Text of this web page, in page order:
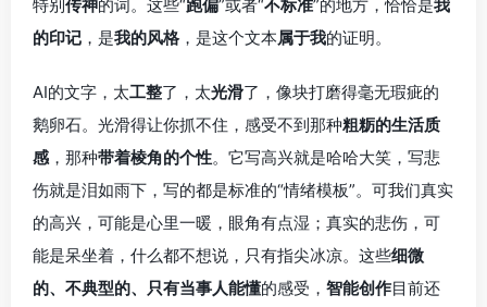
特别 传神的词。这些“跑偏”或者“不标准”的地方，恰恰是我
的印记 ，是我的风格，是这个文本属于我的证明。
AI的文字，太工整了，太光滑了，像块打磨得毫无瑕疵的
鹅卵石。光滑得让你抓不住，感受不到那种粗粝的生活质
感 ，那种带着棱角的个性。它写高兴就是哈哈大笑，写悲
伤就是泪如雨下，写的都是标准的“情绪模板”。可我们真实
的高兴，可能是心里一暖，眼角有点湿；真实的悲伤，可
能是呆坐着，什么都不想说，只有指尖冰凉。这些细微
的、不典型的、只有当事人能懂的感受， 智能创作目前还